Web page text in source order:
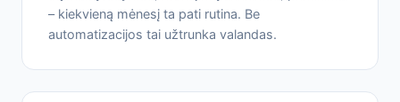
– kiekvieną mėnesį ta pati rutina. Be
automatizacijos tai užtrunka valandas.